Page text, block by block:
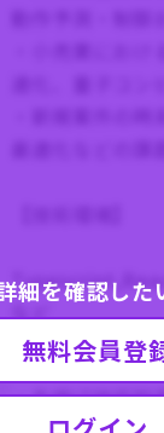
など
・先端IT技術知
細を確認した
無料会員登